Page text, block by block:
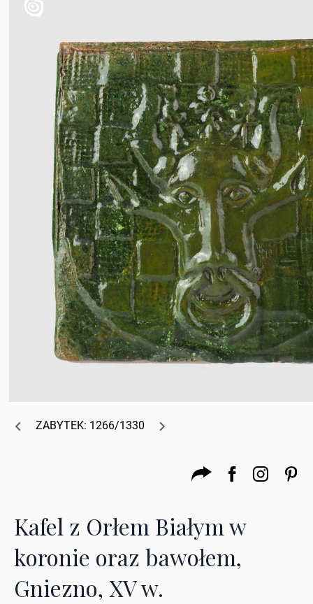
ZABYTEK: 1266/1330
Kafel z Orłem Białym w
koronie oraz bawołem,
Gniezno, XV w.